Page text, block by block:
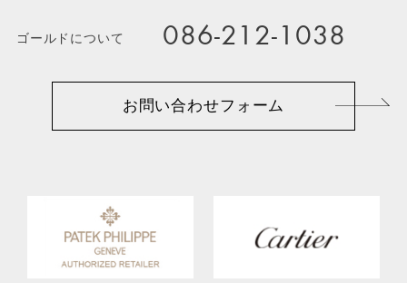
ゴールドについて 086-212-1038
お問い合わせフォーム